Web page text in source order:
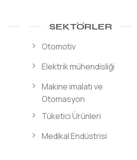
SEKTÖRLER
Otomotiv
Elektrik mühendisliği
Makine imalatı ve
Otomasyon
Tüketici Ürünleri
Medikal Endüstrisi